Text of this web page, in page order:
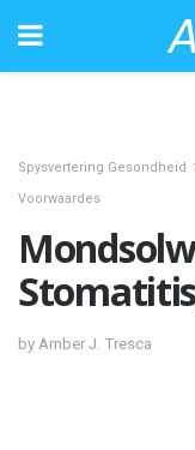
Spysvertering Gesondheid
Voorwaardes
by Amber J. Tresca